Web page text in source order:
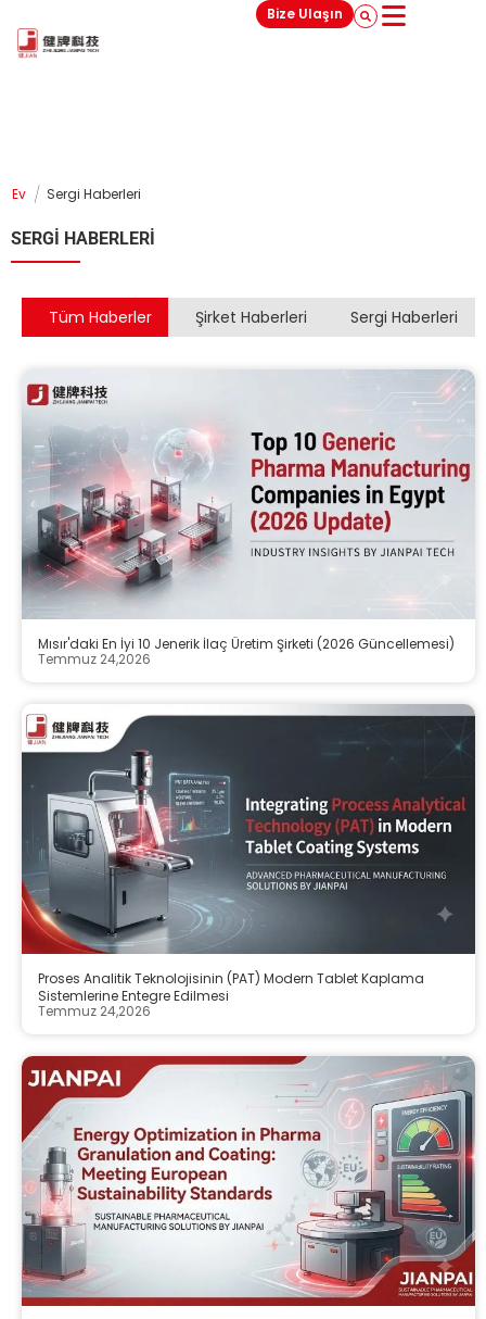
Bize Ulaşın
Ev / Sergi Haberleri
SERGI HABERLERI
Tüm Haberler Şirket Haberleri Sergi Haberleri
Mısır'daki En İyi 10 Jenerik İlaç Üretim Şirketi (2026 Güncellemesi)
Temmuz 24,2026
Proses Analitik Teknolojisinin (PAT) Modern Tablet Kaplama
Sistemlerine Entegre Edilmesi
Temmuz 24,2026